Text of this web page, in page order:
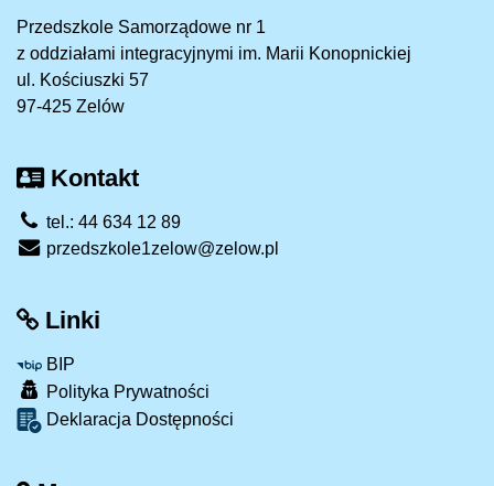
Przedszkole Samorządowe nr 1
z oddziałami integracyjnymi im. Marii Konopnickiej
ul. Kościuszki 57
97-425 Zelów
Kontakt
tel.: 44 634 12 89
przedszkole1zelow@zelow.pl
Linki
BIP
Polityka Prywatności
Deklaracja Dostępności